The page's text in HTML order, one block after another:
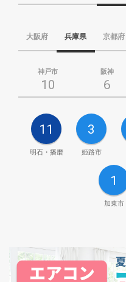
大阪府 兵庫県 京都府
神戸市
10
阪神
6
11
明石・播磨
3
姫路市
1
加東市